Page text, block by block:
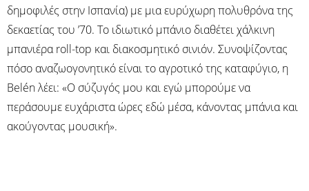
δημοφιλές στην Ισπανία) με μια ευρύχωρη πολυθρόνα της
δεκαετίας του ’70. Το ιδιωτικό μπάνιο διαθέτει χάλκινη
μπανιέρα roll-top και διακοσμητικό σινιόν. Συνοψίζοντας
πόσο αναζωογονητικό είναι το αγροτικό της καταφύγιο, η
Belén λέει: «Ο σύζυγός μου και εγώ μπορούμε να
περάσουμε ευχάριστα ώρες εδώ μέσα, κάνοντας μπάνια και
ακούγοντας μουσική».